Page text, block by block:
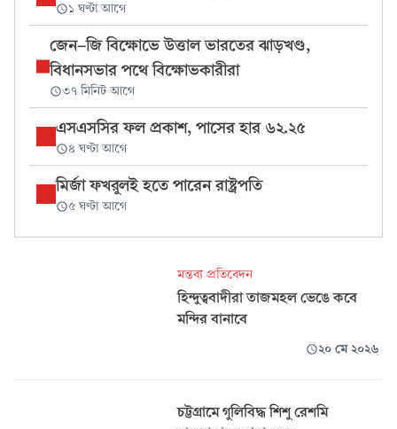
১ ঘণ্টা আগে
জেন-জি বিক্ষোভে উত্তাল ভারতের ঝাড়খণ্ড,
বিধানসভার পথে বিক্ষোভকারীরা
৩৭ মিনিট আগে
এসএসসির ফল প্রকাশ, পাসের হার ৬২.২৫
৪ ঘণ্টা আগে
মির্জা ফখরুলই হতে পারেন রাষ্ট্রপতি
৫ ঘণ্টা আগে
মন্তব্য প্রতিবেদন
হিন্দুত্ববাদীরা তাজমহল ভেঙে কবে
মন্দির বানাবে
২০ মে ২০২৬
চট্টগ্রামে গুলিবিদ্ধ শিশু রেশমি